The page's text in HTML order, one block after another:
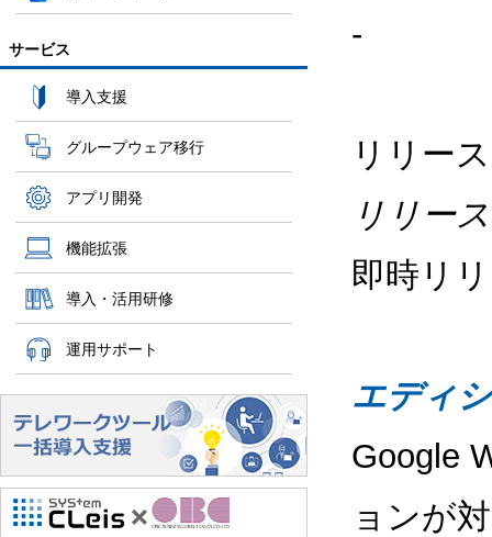
サービス
導入支援
グループウェア移行
アプリ開発
機能拡張
導入・活用研修
運用サポート
-
リリー
リリー
即時リ
エディ
Google
ョンが